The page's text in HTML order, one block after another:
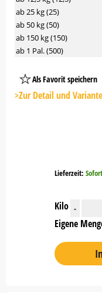
ab 25 kg (25)
ab 50 kg (50)
ab 150 kg (150)
ab 1 Pal. (500)
Als Favorit speichern
>Zur Detail und
Lieferzeit:
Kilo -
Eigene